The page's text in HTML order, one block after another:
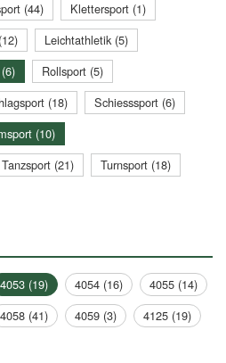
(44)
Klettersport (1)
Leichtathletik (5)
Rollsport (5)
(18)
Schiesssport (6)
(10)
Tanzsport (21)
Turnsport (18)
4053 (19) 4054 (16)
4055 (14)
4058 (41) 4059 (3)
4125 (19)